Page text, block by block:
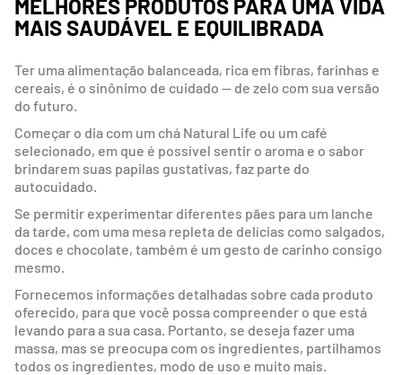
MELHORES PRODUTOS PARA UMA VIDA
MAIS SAUDÁVEL E EQUILIBRADA
Ter uma alimentação balanceada, rica em fibras, farinhas e
cereais, é o sinônimo de cuidado — de zelo com sua versão
do futuro.
Começar o dia com um chá Natural Life ou um café
selecionado, em que é possível sentir o aroma e o sabor
brindarem suas papilas gustativas, faz parte do
autocuidado.
Se permitir experimentar diferentes pães para um lanche
da tarde, com uma mesa repleta de delícias como salgados,
doces e chocolate, também é um gesto de carinho consigo
mesmo.
Fornecemos informações detalhadas sobre cada produto
oferecido, para que você possa compreender o que está
levando para a sua casa. Portanto, se deseja fazer uma
massa, mas se preocupa com os ingredientes, partilhamos
todos os ingredientes, modo de uso e muito mais.